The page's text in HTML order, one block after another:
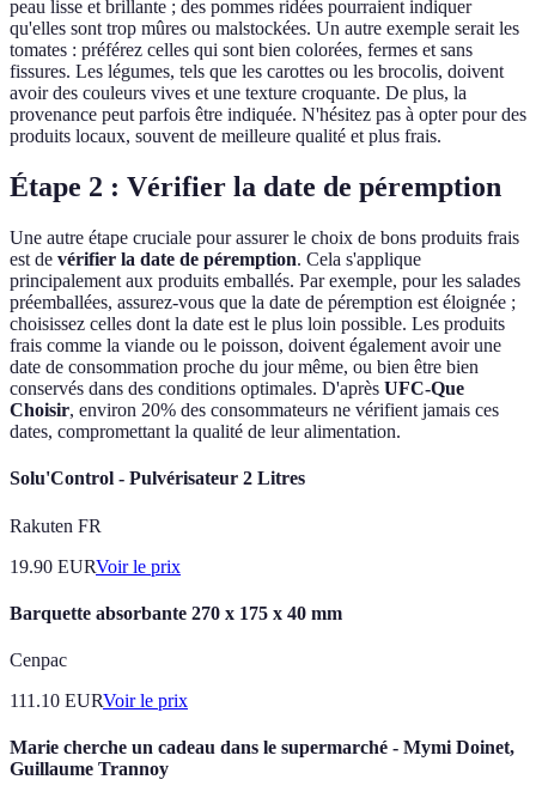
peau lisse et brillante ; des pommes ridées pourraient indiquer
qu'elles sont trop mûres ou malstockées. Un autre exemple serait les
tomates : préférez celles qui sont bien colorées, fermes et sans
fissures. Les légumes, tels que les carottes ou les brocolis, doivent
avoir des couleurs vives et une texture croquante. De plus, la
provenance peut parfois être indiquée. N'hésitez pas à opter pour des
produits locaux, souvent de meilleure qualité et plus frais.
Étape 2 : Vérifier la date de péremption
Une autre étape cruciale pour assurer le choix de bons produits frais
est de vérifier la date de péremption. Cela s'applique
principalement aux produits emballés. Par exemple, pour les salades
préemballées, assurez-vous que la date de péremption est éloignée ;
choisissez celles dont la date est le plus loin possible. Les produits
frais comme la viande ou le poisson, doivent également avoir une
date de consommation proche du jour même, ou bien être bien
conservés dans des conditions optimales. D'après UFC-Que
Choisir, environ 20% des consommateurs ne vérifient jamais ces
dates, compromettant la qualité de leur alimentation.
Solu'Control - Pulvérisateur 2 Litres
Rakuten FR
19.90 EURVoir le prix
Barquette absorbante 270 x 175 x 40 mm
Cenpac
111.10 EURVoir le prix
Marie cherche un cadeau dans le supermarché - Mymi Doinet,
Guillaume Trannoy